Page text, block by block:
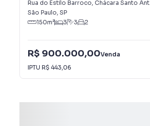
Rua do Estilo Barroco, Chácara Santo Antônio (Zona Sul)
São Paulo, SP
150m² 3 3 2
R$ 900.000,00Venda
IPTU R$ 443,06